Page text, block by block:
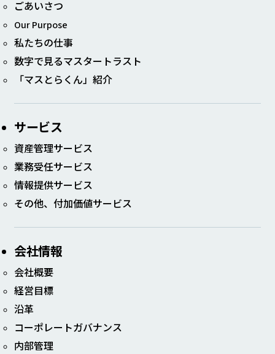
ごあいさつ
Our Purpose
私たちの仕事
数字で見るマスタートラスト
「マスとらくん」紹介
サービス
資産管理サービス
業務受任サービス
情報提供サービス
その他、付加価値サービス
会社情報
会社概要
経営目標
沿革
コーポレート​ガバナンス​
内部管理​